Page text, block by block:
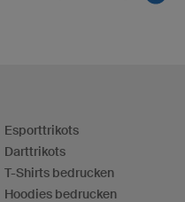
Esporttrikots
Darttrikots
T-Shirts bedrucken
Hoodies bedrucken